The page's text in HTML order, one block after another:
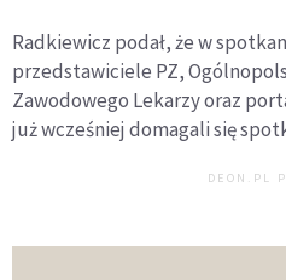
Radkiewicz podał, że w
przedstawiciele PZ,
Zawodowego Lekarzy oraz
już wcześniej domagali się
DEON.PL